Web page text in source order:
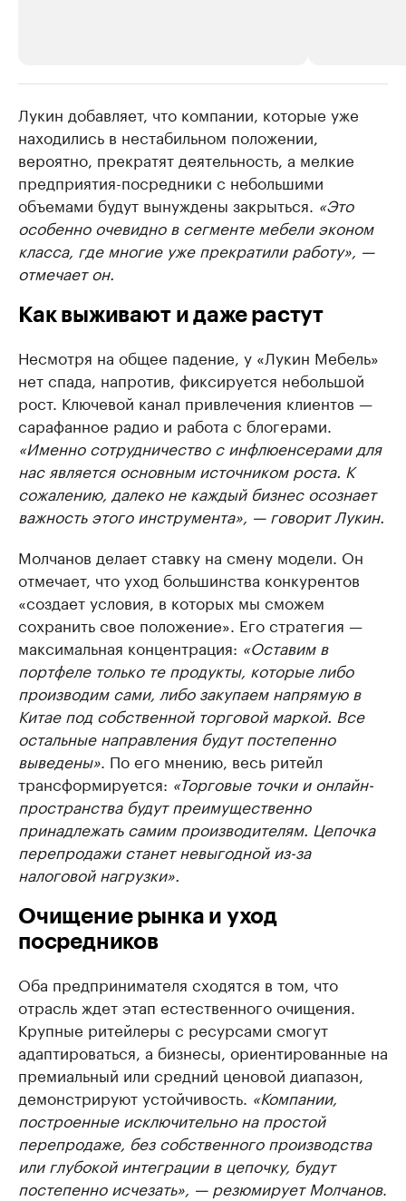
РБК Компании
Делитесь новостями бизнеса на РБК
Управляйте страницей компании и развивайте личные
Крупнейшие
продавцы
Ознакомьтесь с
Лукин добавляет, что компании, которые уже
находились в нестабильном положении,
вероятно, прекратят деятельность, а мелкие
предприятия-посредники с небольшими
объемами будут вынуждены закрыться. «Это
особенно очевидно в сегменте мебели эконом
класса, где многие уже прекратили работу», —
отмечает он.
Как выживают и даже растут
Несмотря на общее падение, у «Лукин Мебель»
нет спада, напротив, фиксируется небольшой
рост. Ключевой канал привлечения клиентов —
сарафанное радио и работа с блогерами.
«Именно сотрудничество с инфлюенсерами для
нас является основным источником роста. К
сожалению, далеко не каждый бизнес осознает
важность этого инструмента», — говорит Лукин.
Молчанов делает ставку на смену модели. Он
отмечает, что уход большинства конкурентов
«создает условия, в которых мы сможем
сохранить свое положение». Его стратегия —
максимальная концентрация: «Оставим в
портфеле только те продукты, которые либо
производим сами, либо закупаем напрямую в
Китае под собственной торговой маркой. Все
остальные направления будут постепенно
выведены». По его мнению, весь ритейл
трансформируется: «Торговые точки и онлайн-
пространства будут преимущественно
принадлежать самим производителям. Цепочка
перепродажи станет невыгодной из-за
налоговой нагрузки».
Очищение рынка и уход
посредников
Оба предпринимателя сходятся в том, что
отрасль ждет этап естественного очищения.
Крупные ритейлеры с ресурсами смогут
адаптироваться, а бизнесы, ориентированные на
премиальный или средний ценовой диапазон,
демонстрируют устойчивость. «Компании,
построенные исключительно на простой
перепродаже, без собственного производства
или глубокой интеграции в цепочку, будут
постепенно исчезать», — резюмирует Молчанов.